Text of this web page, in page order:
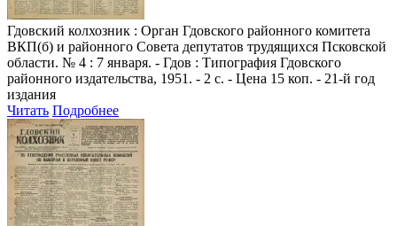
Гдовский колхозник : Орган Гдовского районного комитета
ВКП(б) и районного Совета депутатов трудящихся Псковской
области. № 4 : 7 января. - Гдов : Типография Гдовского
районного издательства, 1951. - 2 с. - Цена 15 коп. - 21-й год
издания
Читать Подробнее